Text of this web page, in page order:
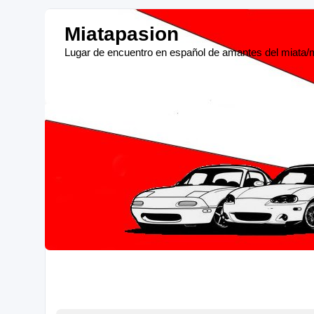
Miatapasion
Lugar de encuentro en español de amantes del miata/